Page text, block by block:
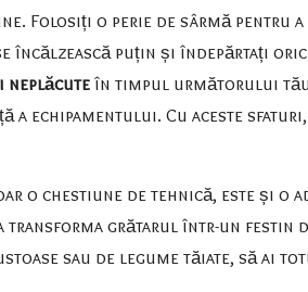
Folosiți o perie de sârmă
încălzească puțin și îndepărtați
neplăcuteîn timpul următorului tău
echipamentului. Cu aceste
o chestiune de tehnică, este și o
transforma grătarul într-un festin
sau de legume tăiate, să ai